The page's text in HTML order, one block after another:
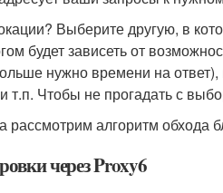
Выберите другую, в
будет зависеть от
нужно времени на
т.п. Чтобы не прогадать с
рассмотрим алгоритм обхода
через Proxy6